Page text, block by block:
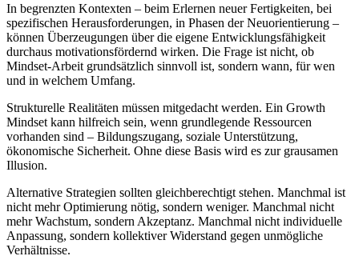
In begrenzten Kontexten – beim Erlernen neuer Fertigkeiten, bei
spezifischen Herausforderungen, in Phasen der Neuorientierung –
können Überzeugungen über die eigene Entwicklungsfähigkeit
durchaus motivationsfördernd wirken. Die Frage ist nicht, ob
Mindset-Arbeit grundsätzlich sinnvoll ist, sondern wann, für wen
und in welchem Umfang.
Strukturelle Realitäten müssen mitgedacht werden. Ein Growth
Mindset kann hilfreich sein, wenn grundlegende Ressourcen
vorhanden sind – Bildungszugang, soziale Unterstützung,
ökonomische Sicherheit. Ohne diese Basis wird es zur grausamen
Illusion.
Alternative Strategien sollten gleichberechtigt stehen. Manchmal ist
nicht mehr Optimierung nötig, sondern weniger. Manchmal nicht
mehr Wachstum, sondern Akzeptanz. Manchmal nicht individuelle
Anpassung, sondern kollektiver Widerstand gegen unmögliche
Verhältnisse.